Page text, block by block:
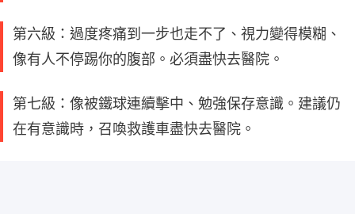
第六級：過度疼痛到一步也走不了、視力變得模糊、
像有人不停踢你的腹部。必須盡快去醫院。
第七級：像被鐵球連續擊中、勉強保存意識。建議仍
在有意識時，召喚救護車盡快去醫院。